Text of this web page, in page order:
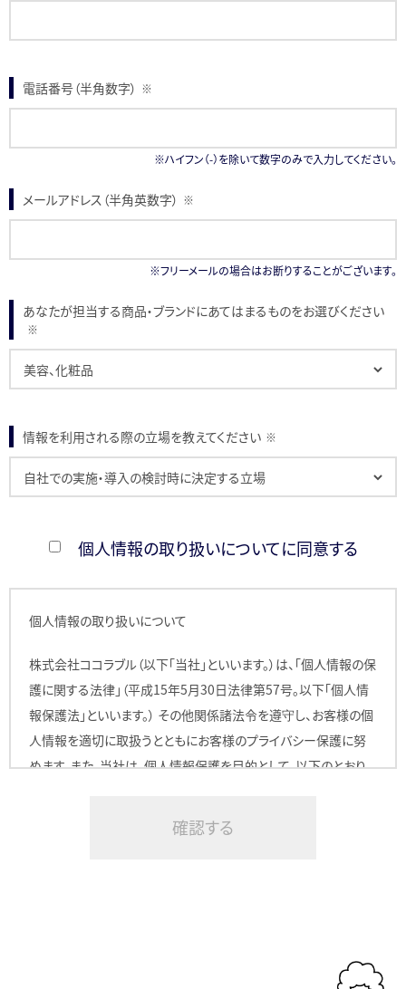
電話番号（半角数字） ※
※ハイフン（-）を除いて数字のみで入力してください。
メールアドレス（半角英数字） ※
※フリーメールの場合はお断りすることがございます。
あなたが担当する商品・ブランドにあてはまるものをお選びください
※
情報を利用される際の立場を教えてください ※
個人情報の取り扱いについてに同意する
個人情報の取り扱いについて
株式会社ココラブル（以下「当社」といいます。）は、「個人情報の保
護に関する法律」（平成15年5月30日法律第57号。以下「個人情
報保護法」といいます。） その他関係諸法令を遵守し、お客様の個
人情報を適切に取扱うとともにお客様のプライバシー保護に努
めます。また、当社は、個人情報保護を目的として、以下のとおり、